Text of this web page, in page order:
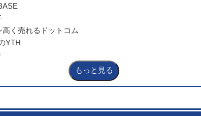
高く売れるドットコム
YTH
もっと見る